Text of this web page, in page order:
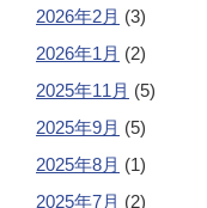
2026年2月 (3)
2026年1月 (2)
2025年11月 (5)
2025年9月 (5)
2025年8月 (1)
2025年7月 (2)